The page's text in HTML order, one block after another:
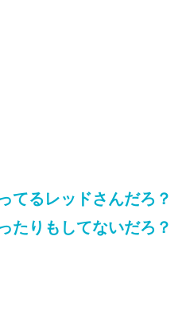
てるレッドさんだろ？
たりもしてないだろ？